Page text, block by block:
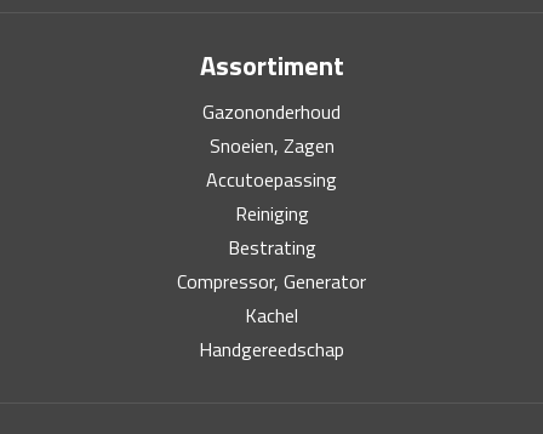
Assortiment
Gazononderhoud
Snoeien, Zagen
Accutoepassing
Reiniging
Bestrating
Compressor, Generator
Kachel
Handgereedschap